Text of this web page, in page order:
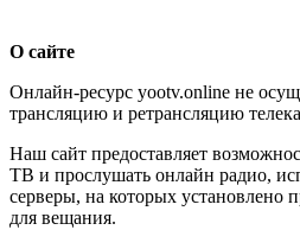
О сайте
Онлайн-ресурс yootv.online не
трансляцию и ретрансляцию
Наш сайт предоставляет
ТВ и прослушать онлайн радио,
серверы, на которых установлено
для вещания.